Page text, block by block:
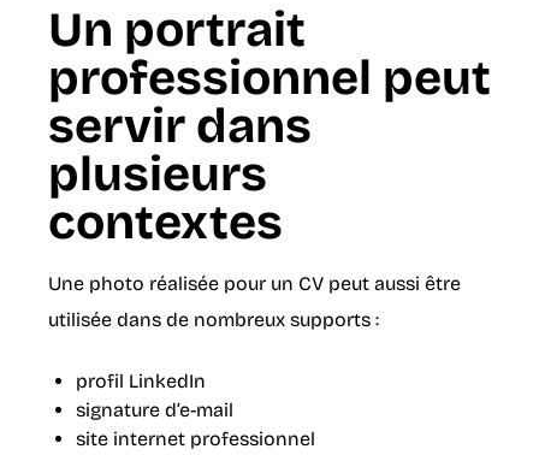
Un portrait
professionnel peut
servir dans
plusieurs
contextes
Une photo réalisée pour un CV peut aussi être
utilisée dans de nombreux supports :
profil LinkedIn
signature d’e-mail
site internet professionnel